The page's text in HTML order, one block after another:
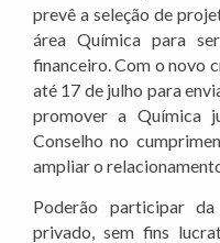
prevê a seleção de
área Química para
financeiro. Com o novo
até 17 de julho para
promover a Química
Conselho no
ampliar o
Poderão participar
privado, sem fins